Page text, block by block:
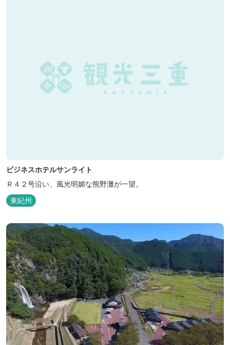
ビジネスホテルサンライト
Ｒ４２号沿い、風光明媚な熊野灘が一望。
東紀州